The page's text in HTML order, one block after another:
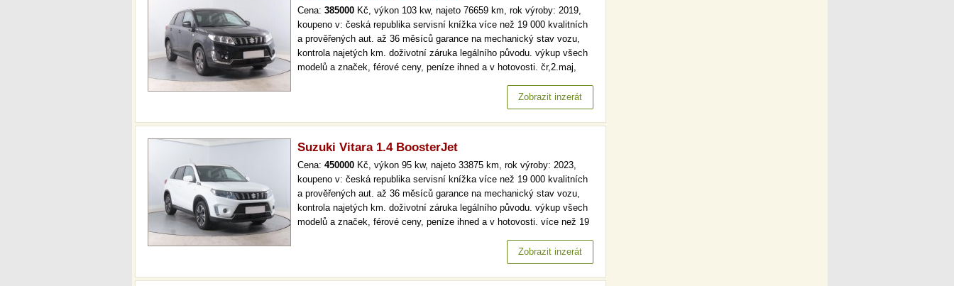
Cena: 385000 Kč, výkon 103 kw, najeto 76659 km, rok výroby: 2019,
koupeno v: česká republika servisní knížka více než 19 000 kvalitních
a prověřených aut. až 36 měsíců garance na mechanický stav vozu,
kontrola najetých km. doživotní záruka legálního původu. výkup všech
modelů a značek, férové ceny, peníze ihned a v hotovosti. čr,2.maj,
36 měsíců garance na mechanický stav vozu, kontrola…Zobrazit inzerát
Suzuki Vitara 1.4 BoosterJet
Cena: 450000 Kč, výkon 95 kw, najeto 33875 km, rok výroby: 2023,
koupeno v: česká republika servisní knížka více než 19 000 kvalitních
a prověřených aut. až 36 měsíců garance na mechanický stav vozu,
kontrola najetých km. doživotní záruka legálního původu. výkup všech
modelů a značek, férové ceny, peníze ihned a v hotovosti. více než 19
mechanický stav vozu, kontrola najetých km. doživotní záruka…
Zobrazit inzerát